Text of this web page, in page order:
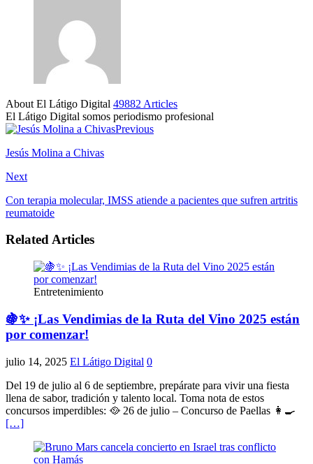
About El Látigo Digital 49882 Articles
El Látigo Digital somos periodismo profesional
Website
Facebook
Previous
Jesús Molina a Chivas
Next
Con terapia molecular, IMSS atiende a pacientes que sufren artritis
reumatoide
Related Articles
Entretenimiento
🍇✨ ¡Las Vendimias de la Ruta del Vino 2025 están
por comenzar!
julio 14, 2025 El Látigo Digital 0
Del 19 de julio al 6 de septiembre, prepárate para vivir una fiesta
llena de sabor, tradición y talento local. Toma nota de estos
concursos imperdibles: 🥘 26 de julio – Concurso de Paellas 👩‍🍳
[…]